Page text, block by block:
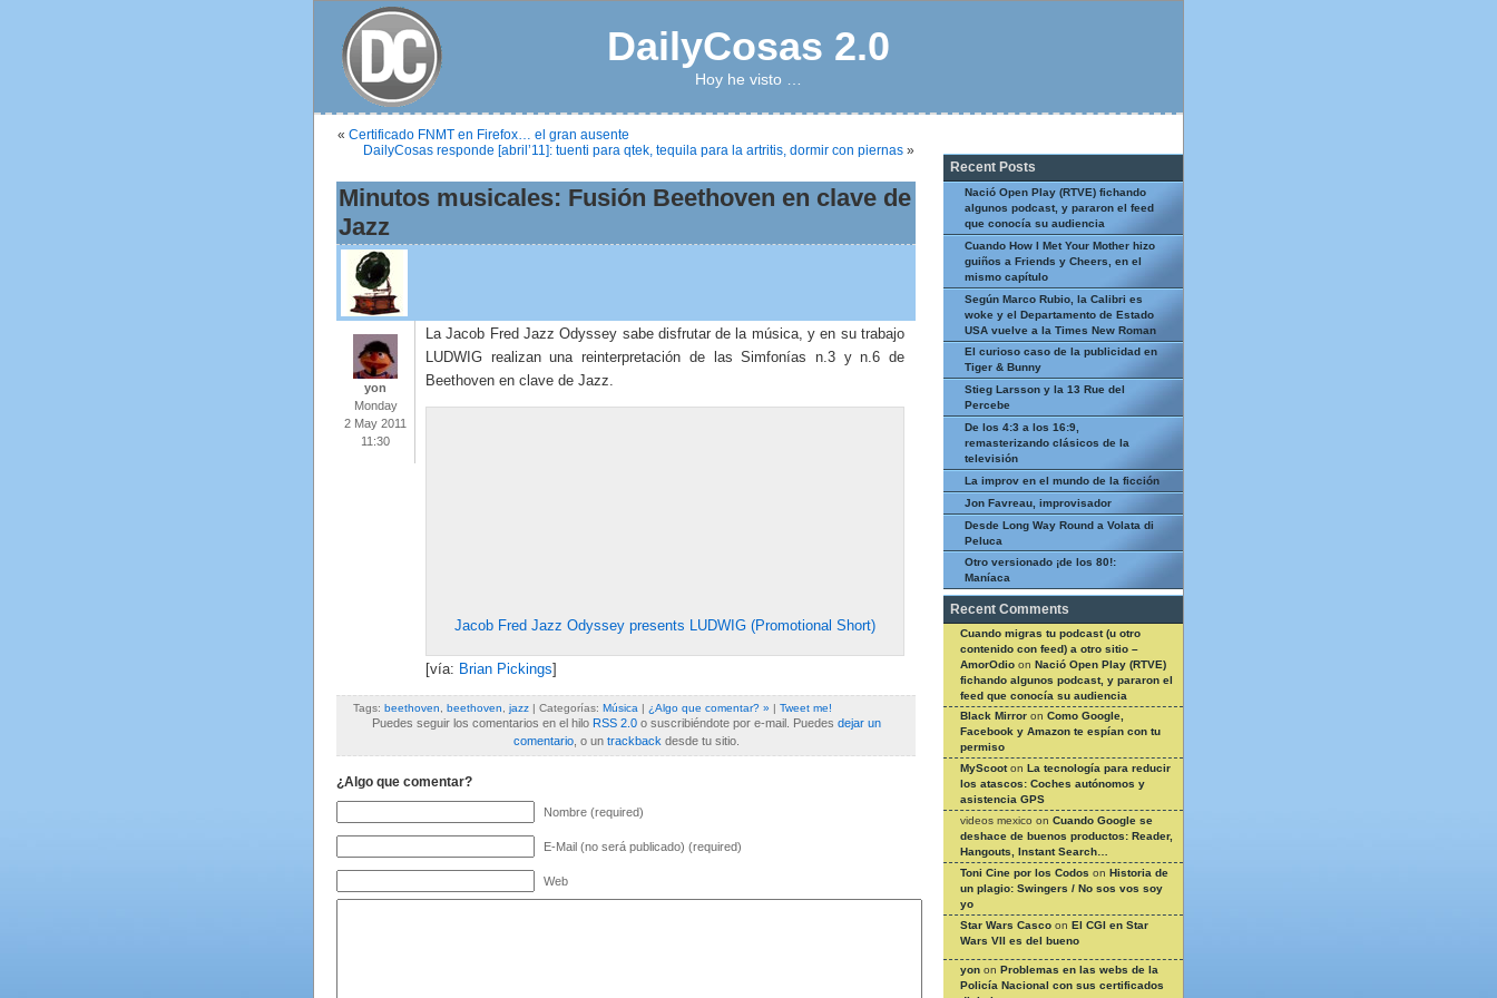
DailyCosas 2.0
Hoy he visto …
« Certificado FNMT en Firefox… el gran ausente
DailyCosas responde [abril’11]: tuenti para qtek, tequila para la artritis, dormir con piernas »
Minutos musicales: Fusión Beethoven en clave de
Jazz
yon
Monday
2 May 2011
11:30
La Jacob Fred Jazz Odyssey sabe disfrutar de la música, y en su trabajo
LUDWIG realizan una reinterpretación de las Simfonías n.3 y n.6 de
Beethoven en clave de Jazz.
Jacob Fred Jazz Odyssey presents LUDWIG (Promotional Short)
[vía: Brian Pickings]
Tags: beethoven beethoven jazz | Categorías: Música | ¿Algo que comentar? » | Tweet me!
Puedes seguir los comentarios en el hilo RSS 2.0o suscribiéndote por e-mail. Puedes dejar un
comentario, o un trackback desde tu sitio.
¿Algo que comentar?
Nombre (required)
E-Mail (no será publicado) (required)
Web
Recent Posts
Nació Open Play (RTVE) fichando
algunos podcast, y pararon el feed
que conocía su audiencia
Cuando How I Met Your Mother hizo
guiños a Friends y Cheers, en el
mismo capítulo
Según Marco Rubio, la Calibri es
woke y el Departamento de Estado
USA vuelve a la Times New Roman
El curioso caso de la publicidad en
Tiger & Bunny
Stieg Larsson y la 13 Rue del
Percebe
De los 4:3 a los 16:9,
remasterizando clásicos de la
televisión
La improv en el mundo de la ficción
Jon Favreau, improvisador
Desde Long Way Round a Volata di
Peluca
Otro versionado ¡de los 80!:
Maníaca
Recent Comments
Cuando migras tu podcast (u otro
contenido con feed) a otro sitio –
AmorOdio on Nació Open Play (RTVE)
fichando algunos podcast, y pararon el
feed que conocía su audiencia
Black Mirror on Como Google,
Facebook y Amazon te espían con tu
permiso
MyScooton La tecnología para reducir
los atascos: Coches autónomos y
asistencia GPS
videos mexico on Cuando Google se
deshace de buenos productos: Reader,
Hangouts, Instant Search…
Toni Cine por los Codos on Historia de
un plagio: Swingers / No sos vos soy
yo
Star Wars Casco on El CGI en Star
Wars VII es del bueno
yon on Problemas en las webs de la
Policía Nacional con sus certificados